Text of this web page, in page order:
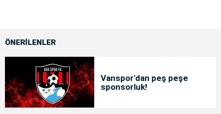
ÖNERİLENLER
Vanspor'dan peş peşe
sponsorluk!